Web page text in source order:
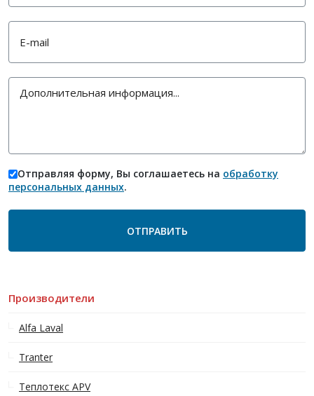
Производители
Alfa Laval
Tranter
Теплотекс APV
Отправляя форму, Вы соглашаетесь на обработку
персональных данных.